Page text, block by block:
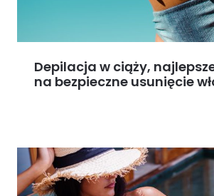
Depilacja w ciąży,
na bezpieczne usunięcie